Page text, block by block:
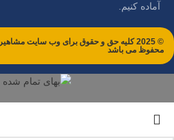
آماده کنیم.
© 2025 کلیه حق و حقوق برای وب سایت مشاهیر
محفوظ می باشد